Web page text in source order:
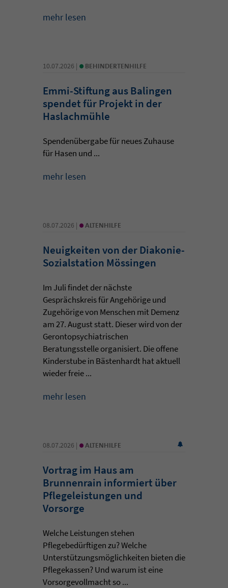
mehr lesen
10.07.2026 | • BEHINDERTENHILFE
Emmi-Stiftung aus Balingen
spendet für Projekt in der
Haslachmühle
Spendenübergabe für neues Zuhause
für Hasen und ...
mehr lesen
08.07.2026 | • ALTENHILFE
Neuigkeiten von der Diakonie-
Sozialstation Mössingen
Im Juli findet der nächste
Gesprächskreis für Angehörige und
Zugehörige von Menschen mit Demenz
am 27. August statt. Dieser wird von der
Gerontopsychiatrischen
Beratungsstelle organisiert. Die offene
Kinderstube in Bästenhardt hat aktuell
wieder freie ...
mehr lesen
08.07.2026 | • ALTENHILFE
Vortrag im Haus am
Brunnenrain informiert über
Pflegeleistungen und
Vorsorge
Welche Leistungen stehen
Pflegebedürftigen zu? Welche
Unterstützungsmöglichkeiten bieten die
Pflegekassen? Und warum ist eine
Vorsorgevollmacht so ...